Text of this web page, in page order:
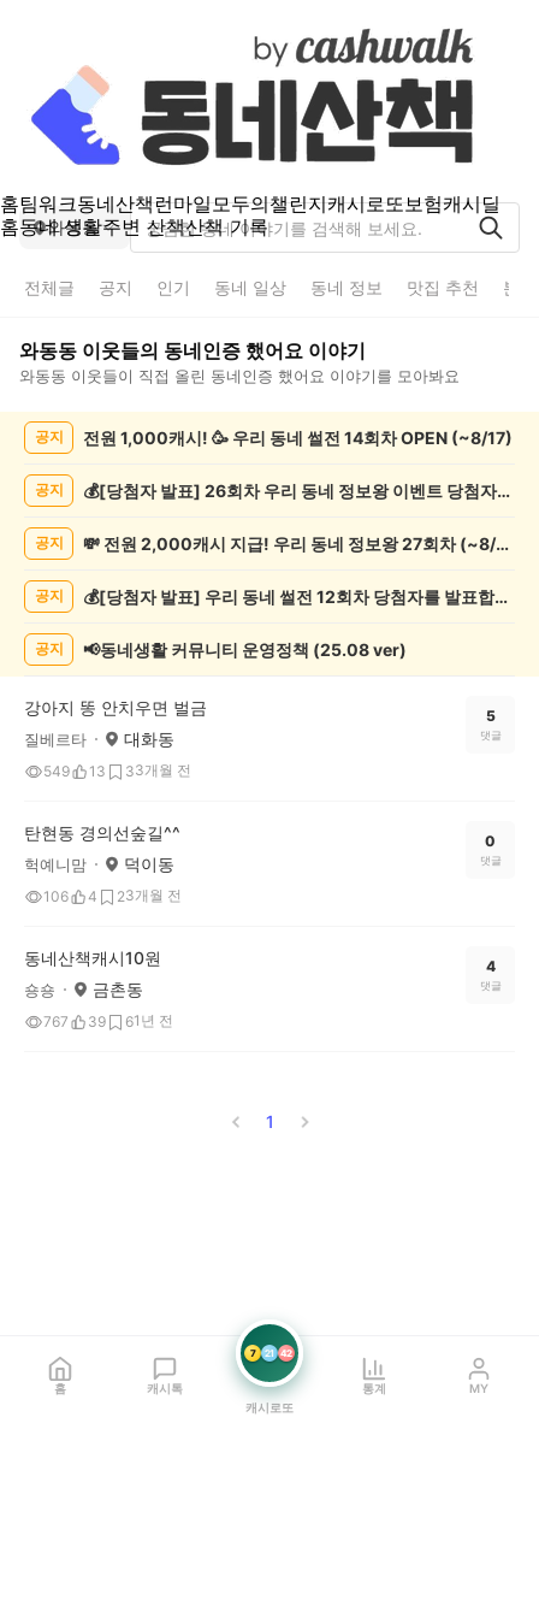
홈팀워크동네산책런마일모두의챌린지캐시로또보험캐시딜
홈동네 생활주변 산책산책 기록
와동동
전체글 공지 인기 동네 일상 동네 정보 맛집 추천 분
와동동 이웃들의 동네인증 했어요 이야기
와동동 이웃들이 직접 올린 동네인증 했어요 이야기를 모아봐요
시
공지 전원 1,000캐시! 🥳 우리 동네 썰전 14회차 OPEN (~8/17)
공지 💰[당첨자 발표] 26회차 우리 동네 정보왕 이벤트 당첨자를 발표합니다!
공지 💸 전원 2,000캐시 지급! 우리 동네 정보왕 27회차 (~8/10)
공지 💰[당첨자 발표] 우리 동네 썰전 12회차 당첨자를 발표합니다!
공지 📢동네생활 커뮤니티 운영정책 (25.08 ver)
강아지 똥 안치우면 벌금
질베르타 대화동
549 13 33개월 전
5
댓글
탄현동 경의선숲길^^
헉예니맘 덕이동
106 4 23개월 전
0
댓글
동네산책캐시10원
숑숑 금촌동
767 39 61년 전
4
댓글
1
홈 캐시톡
7 21 42
캐시로또
통계 MY